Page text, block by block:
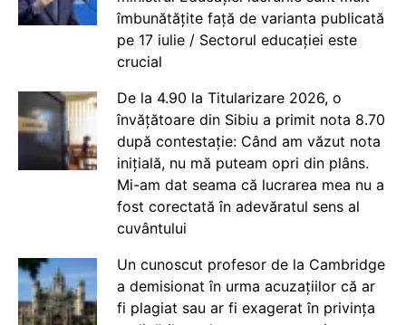
îmbunătățite față de varianta publicată
pe 17 iulie / Sectorul educației este
crucial
De la 4.90 la Titularizare 2026, o
învățătoare din Sibiu a primit nota 8.70
după contestație: Când am văzut nota
inițială, nu mă puteam opri din plâns.
Mi-am dat seama că lucrarea mea nu a
fost corectată în adevăratul sens al
cuvântului
Un cunoscut profesor de la Cambridge
a demisionat în urma acuzațiilor că ar
fi plagiat sau ar fi exagerat în privința